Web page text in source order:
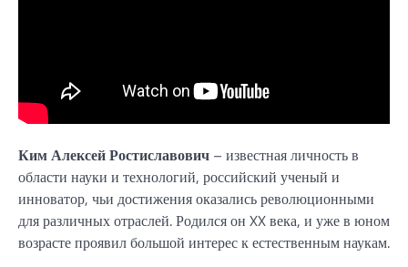
Ким Алексей Ростиславович – известная личность в
области науки и технологий, российский ученый и
инноватор, чьи достижения оказались революционными
для различных отраслей. Родился он XX века, и уже в юном
возрасте проявил большой интерес к естественным наукам.